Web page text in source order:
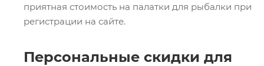
приятная стоимость на палатки для рыбалки при
регистрации на сайте.
Персональные скидки для